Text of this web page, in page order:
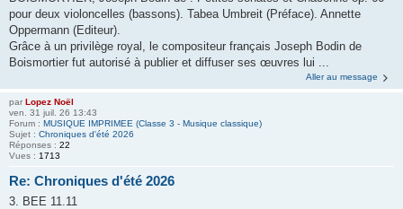
pour deux violoncelles (bassons). Tabea Umbreit (Préface). Annette
Oppermann (Editeur).
Grâce à un privilège royal, le compositeur français Joseph Bodin de
Boismortier fut autorisé à publier et diffuser ses œuvres lui ...
Aller au message
par Lopez Noël
ven. 31 juil. 26 13:43
Forum : MUSIQUE IMPRIMEE (Classe 3 - Musique classique)
Sujet : Chroniques d'été 2026
Réponses : 22
Vues : 1713
Re: Chroniques d'été 2026
3. BEE 11.11